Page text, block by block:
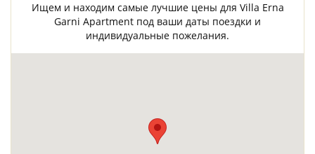
Ищем и находим самые лучшие цены для Villa Erna
Garni Apartment под ваши даты поездки и
индивидуальные пожелания.